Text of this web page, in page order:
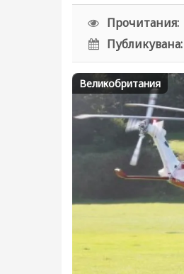
Прочитания:
Публикувана:
Великобритания